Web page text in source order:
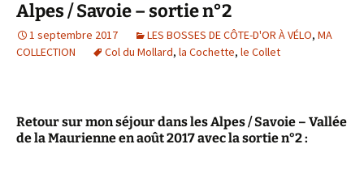
Alpes / Savoie – sortie n°2
1 septembre 2017 LES BOSSES DE CÔTE-D'OR À VÉLO, MA
COLLECTION
Col du Mollard, la Cochette, le Collet
Retour sur mon séjour dans les Alpes / Savoie – Vallée
de la Maurienne en août 2017 avec la sortie n°2 :